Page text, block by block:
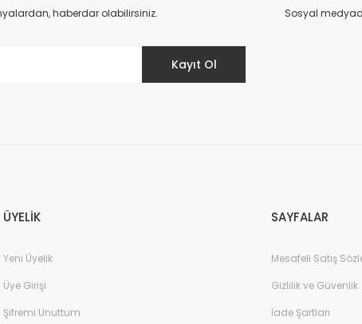
haberdar olabilirsiniz.
Kayıt Ol
Sosyal
ÜYELİK
Yeni Üyelik
Üye Girişi
Şifremi Unuttum
SAYFALAR
Mesafeli Satış
Gizlilik ve Güvenlik
İade Şartları